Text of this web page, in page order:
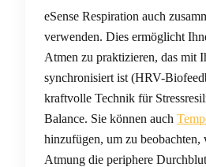
eSense Respiration auch
verwenden. Dies ermöglicht
Atmen zu praktizieren, das mit
synchronisiert ist (HRV-
kraftvolle Technik für
Balance. Sie können auch
hinzufügen, um zu
Atmung die periphere